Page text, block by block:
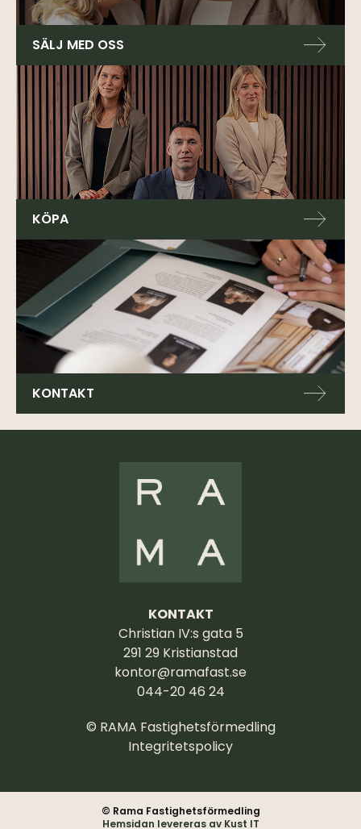
SÄLJ MED OSS
KÖPA
KONTAKT
KONTAKT
Christian IV:s gata 5
291 29 Kristianstad
kontor@ramafast.se
044-20 46 24
© RAMA Fastighetsförmedling
Integritetspolicy
© Rama Fastighetsförmedling
Hemsidan levereras av Kust IT